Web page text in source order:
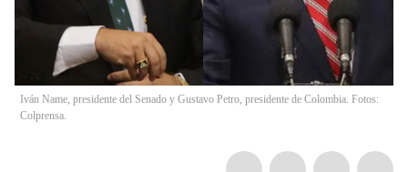
Iván Name, presidente del Senado y Gustavo Petro, presidente de Colombia. Fotos:
Colprensa.